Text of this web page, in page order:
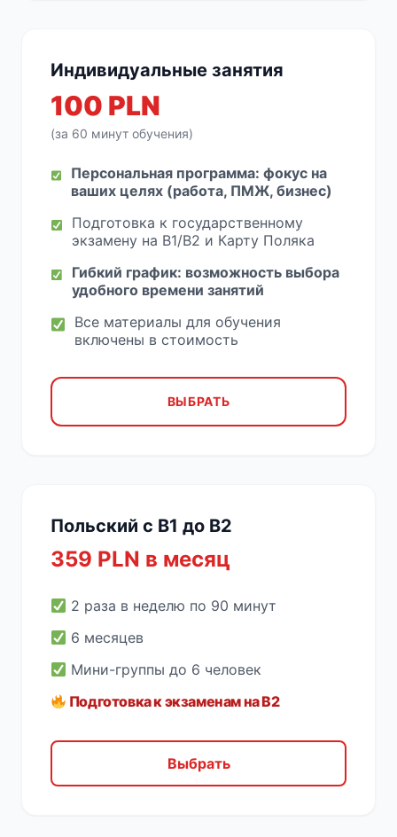
Индивидуальные занятия
100 PLN
(за 60 минут обучения)
Персональная программа: фокус на
ваших целях (работа, ПМЖ, бизнес)
Подготовка к государственному
экзамену на B1/B2 и Карту Поляка
Гибкий график: возможность выбора
удобного времени занятий
Все материалы для обучения
включены в стоимость
ВЫБРАТЬ
Польский с B1 до B2
359 PLN в месяц
2 раза в неделю по 90 минут
6 месяцев
Мини-группы до 6 человек
Подготовка к экзаменам на B2
Выбрать